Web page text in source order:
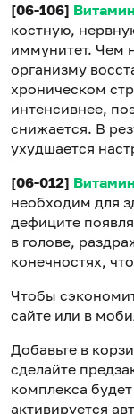
[06-106]
костную,
иммунитет. Чем
организму
хроническом
интенсивнее,
снижается. В
ухудшается
[06-012]
необходим для
дефиците
в голове,
конечностях,
Чтобы
сайте или в
Добавьте в
сделайте
комплекса
активируется